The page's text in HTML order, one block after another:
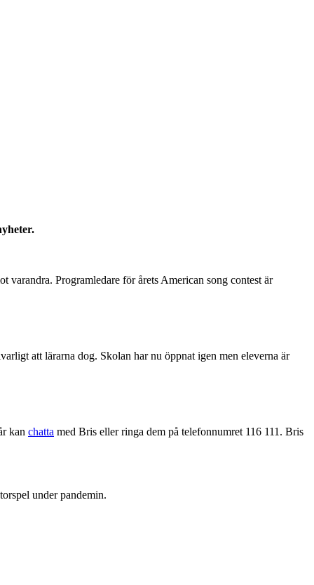
varandra. Programledare för årets American song contest är
att lärarna dog. Skolan har nu öppnat igen men eleverna är
kan chatta med Bris eller ringa dem på telefonnumret 116 111. Bris
under pandemin.